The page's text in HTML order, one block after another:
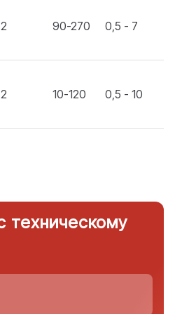
90-270 0,5 - 7
10-120 0,5 - 10
техническому